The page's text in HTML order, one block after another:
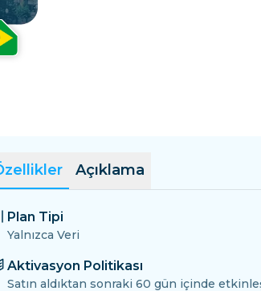
Açıklama
Plan Tipi
Yalnızca Veri
Aktivasyon Politikası
Satın aldıktan sonraki 60 gün içinde